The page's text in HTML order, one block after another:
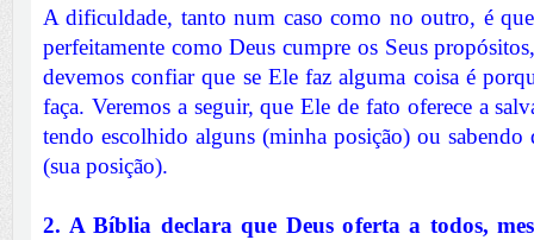
A dificuldade, tanto num caso como no outro, é
perfeitamente como Deus cumpre os Seus
devemos confiar que se Ele faz alguma coisa é
faça. Veremos a seguir, que Ele de fato oferece a
tendo escolhido alguns (minha posição) ou sabendo
(sua posição).
2. A Bíblia declara que Deus oferta a todos,